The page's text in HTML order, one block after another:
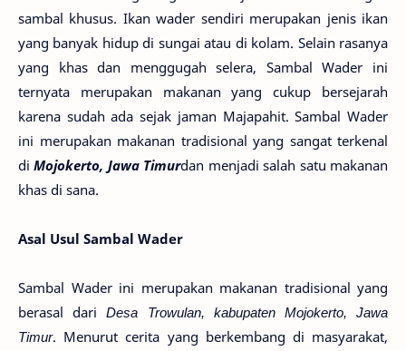
sambal khusus. Ikan wader sendiri merupakan jenis ikan
yang banyak hidup di sungai atau di kolam. Selain rasanya
yang khas dan menggugah selera, Sambal Wader ini
ternyata merupakan makanan yang cukup bersejarah
karena sudah ada sejak jaman Majapahit. Sambal Wader
ini merupakan makanan tradisional yang sangat terkenal
di Mojokerto, Jawa Timurdan menjadi salah satu makanan
khas di sana.
Asal Usul Sambal Wader
Sambal Wader ini merupakan makanan tradisional yang
berasal dariDesa Trowulan, kabupaten Mojokerto, Jawa
Timur. Menurut cerita yang berkembang di masyarakat,